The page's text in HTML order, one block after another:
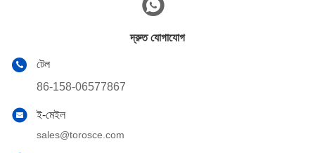
দ্রুত যোগাযোগ
টেল
86-158-06577867
ই-মেইল
sales@torosce.com